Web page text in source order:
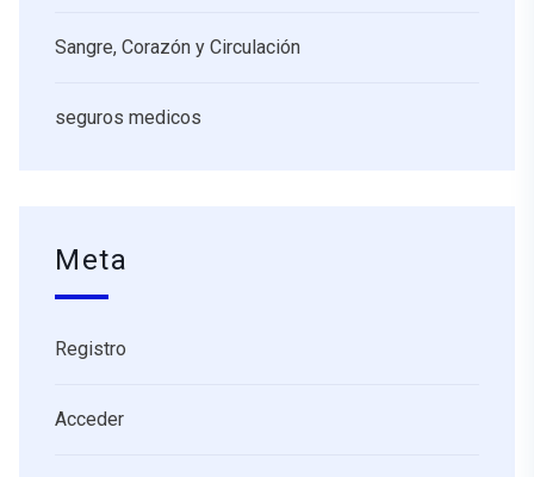
Sangre, Corazón y Circulación
seguros medicos
Meta
Registro
Acceder